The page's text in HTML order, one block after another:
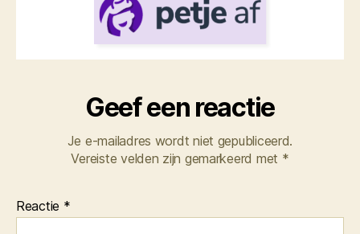
Geef een reactie
Je e-mailadres wordt niet gepubliceerd.
Vereiste velden zijn gemarkeerd met *
Reactie *